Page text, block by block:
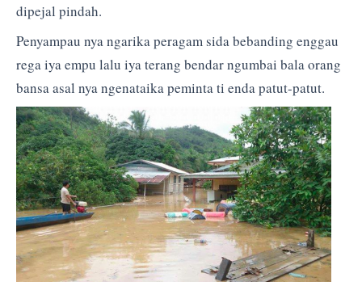
dipejal pindah.
Penyampau nya ngarika peragam sida bebanding enggau
rega iya empu lalu iya terang bendar ngumbai bala orang
bansa asal nya ngenataika peminta ti enda patut-patut.